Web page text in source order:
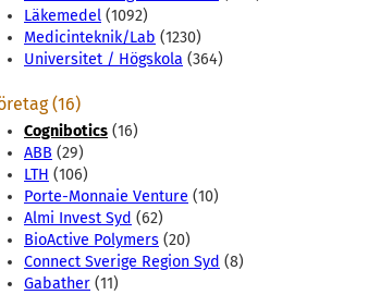
Läkemedel (1092)
Medicinteknik/Lab (1230)
Universitet / Högskola (364)
(16)
Cognibotics (16)
ABB (29)
LTH (106)
Porte-Monnaie Venture (10)
Almi Invest Syd (62)
BioActive Polymers (20)
Connect Sverige Region Syd (8)
Gabather (11)